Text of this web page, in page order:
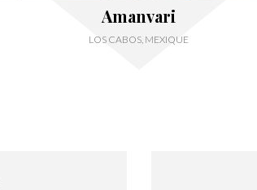
Amanvari
LOS CABOS, MEXIQUE